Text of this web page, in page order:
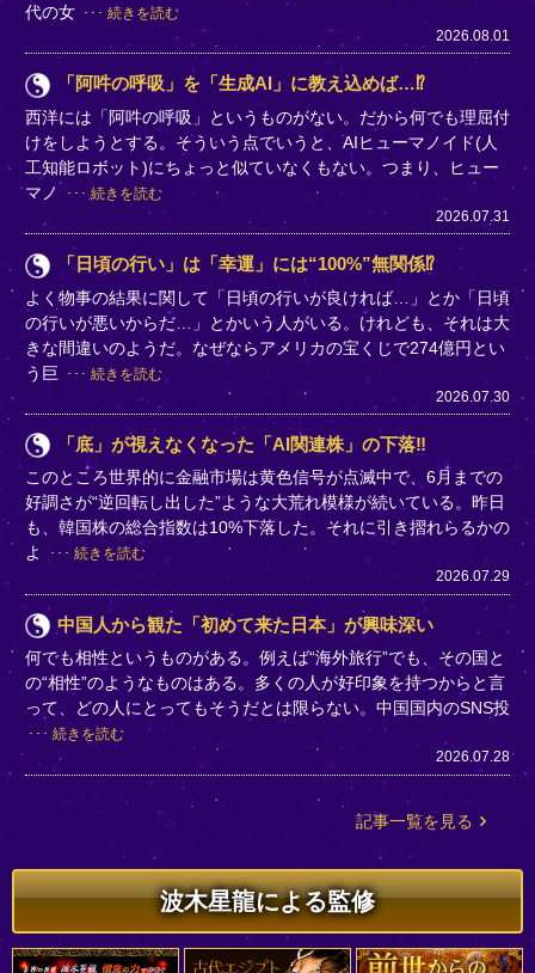
代の女
続きを読む
2026.08.01
「阿吽の呼吸」を「生成AI」に教え込めば…⁉
西洋には「阿吽の呼吸」というものがない。だから何でも理屈付
けをしようとする。そういう点でいうと、AIヒューマノイド(人
工知能ロボット)にちょっと似ていなくもない。つまり、ヒュー
マノ
続きを読む
2026.07.31
「日頃の行い」は「幸運」には“100%”無関係⁉
よく物事の結果に関して「日頃の行いが良ければ…」とか「日頃
の行いが悪いからだ…」とかいう人がいる。けれども、それは大
きな間違いのようだ。なぜならアメリカの宝くじで274億円とい
う巨
続きを読む
2026.07.30
「底」が視えなくなった「AI関連株」の下落‼
このところ世界的に金融市場は黄色信号が点滅中で、6月までの
好調さが“逆回転し出した”ような大荒れ模様が続いている。昨日
も、韓国株の総合指数は10%下落した。それに引き摺れらるかの
よ
続きを読む
2026.07.29
中国人から観た「初めて来た日本」が興味深い
何でも相性というものがある。例えば“海外旅行”でも、その国と
の“相性”のようなものはある。多くの人が好印象を持つからと言
って、どの人にとってもそうだとは限らない。中国国内のSNS投
続きを読む
2026.07.28
記事一覧を見る
波木星龍による監修